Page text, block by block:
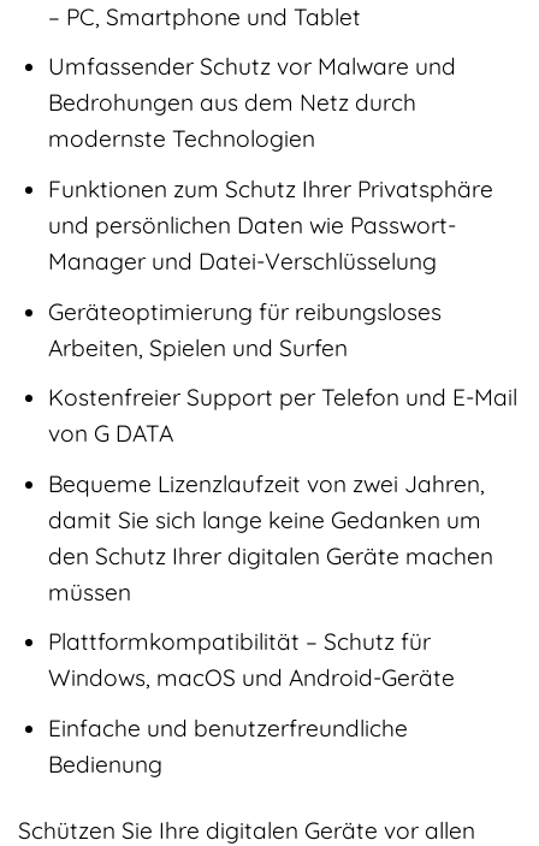
– PC, Smartphone und Tablet
Umfassender Schutz vor Malware und
Bedrohungen aus dem Netz durch
modernste Technologien
Funktionen zum Schutz Ihrer Privatsphäre
und persönlichen Daten wie Passwort-
Manager und Datei-Verschlüsselung
Geräteoptimierung für reibungsloses
Arbeiten, Spielen und Surfen
Kostenfreier Support per Telefon und E-Mail
von G DATA
Bequeme Lizenzlaufzeit von zwei Jahren,
damit Sie sich lange keine Gedanken um
den Schutz Ihrer digitalen Geräte machen
müssen
Plattformkompatibilität – Schutz für
Windows, macOS und Android-Geräte
Einfache und benutzerfreundliche
Bedienung
Schützen Sie Ihre digitalen Geräte vor allen